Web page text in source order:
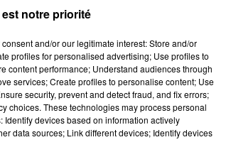
notre priorité
and/or our legitimate interest: Store and/or
profiles for personalised advertising; Use profiles to
content performance; Understand audiences through
services; Create profiles to personalise content; Use
security, prevent and detect fraud, and fix errors;
choices. These technologies may process personal
devices based on information actively
data sources; Link different devices; Identify devices